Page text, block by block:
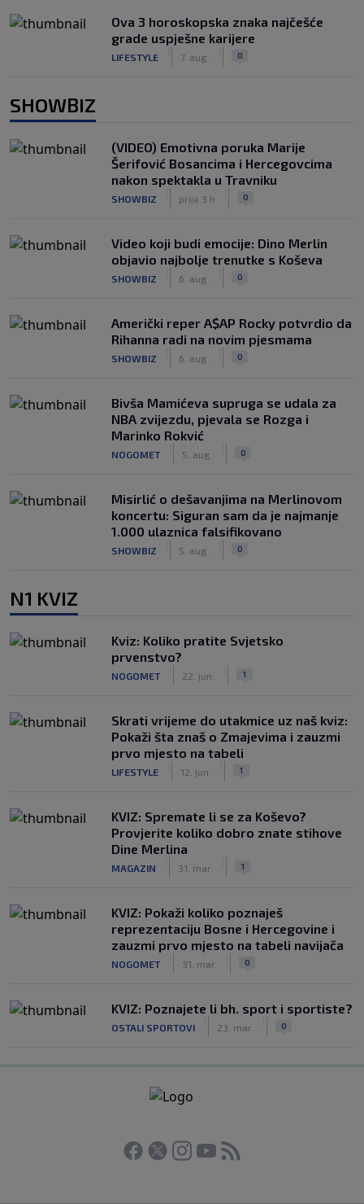
Ova 3 horoskopska znaka najčešće
grade uspješne karijere
LIFESTYLE 7. aug. 0
SHOWBIZ
(VIDEO) Emotivna poruka Marije
Šerifović Bosancima i Hercegovcima
nakon spektakla u Travniku
SHOWBIZ prije 3 h 0
Video koji budi emocije: Dino Merlin
objavio najbolje trenutke s Koševa
SHOWBIZ 6. aug. 0
Američki reper A$AP Rocky potvrdio da
Rihanna radi na novim pjesmama
SHOWBIZ 6. aug. 0
Bivša Mamićeva supruga se udala za
NBA zvijezdu, pjevala se Rozga i
Marinko Rokvić
NOGOMET 5. aug. 0
Misirlić o dešavanjima na Merlinovom
koncertu: Siguran sam da je najmanje
1.000 ulaznica falsifikovano
SHOWBIZ 5. aug. 0
N1 KVIZ
Kviz: Koliko pratite Svjetsko
prvenstvo?
NOGOMET 22. jun. 1
Skrati vrijeme do utakmice uz naš kviz:
Pokaži šta znaš o Zmajevima i zauzmi
prvo mjesto na tabeli
LIFESTYLE 12. jun. 1
KVIZ: Spremate li se za Koševo?
Provjerite koliko dobro znate stihove
Dine Merlina
MAGAZIN 31. mar. 1
KVIZ: Pokaži koliko poznaješ
reprezentaciju Bosne i Hercegovine i
zauzmi prvo mjesto na tabeli navijača
NOGOMET 31. mar. 0
KVIZ: Poznajete li bh. sport i sportiste?
OSTALI SPORTOVI 23. mar. 0